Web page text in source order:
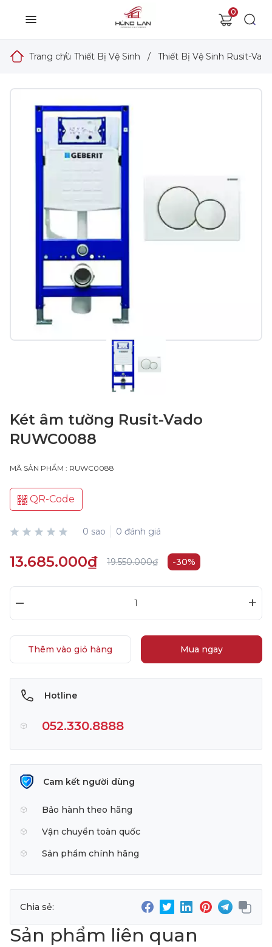
0
Trang chủ
/ Thiết Bị Vệ Sinh / Thiết Bị Vệ Sinh Rusit-Vado
Két âm tường Rusit-Vado
RUWC0088
MÃ SẢN PHẨM : RUWC0088
QR-Code
0 sao 0 đánh giá
13.685.000₫ 19.550.000₫ -30%
– +
Thêm vào giỏ hàng Mua ngay
Hotline
052.330.8888
Cam kết người dùng
Bảo hành theo hãng
Vận chuyển toàn quốc
Sản phẩm chính hãng
Chia sẻ:
Sản phẩm liên quan